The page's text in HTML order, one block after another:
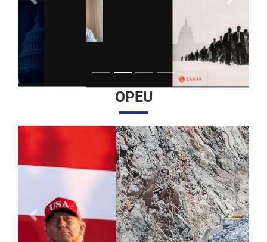
Anterior
OPEU
Anterior Próximo